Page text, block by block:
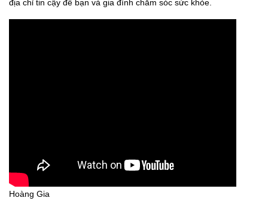
địa chỉ tin cậy để bạn và gia đình chăm sóc sức khỏe.
Hoàng Gia